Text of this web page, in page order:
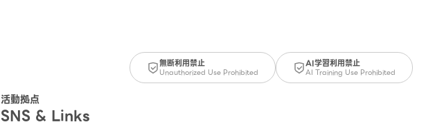
無断利用禁止
Unauthorized Use Prohibited
AI学習利用禁止
AI Training Use Prohibited
活動拠点
SNS & Links